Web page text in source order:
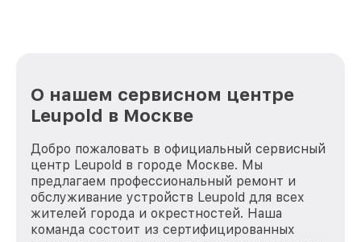
О нашем сервисном центре
Leupold в Москве
Добро пожаловать в официальный сервисный
центр Leupold в городе Москве. Мы
предлагаем профессиональный ремонт и
обслуживание устройств Leupold для всех
жителей города и окрестностей. Наша
команда состоит из сертифицированных